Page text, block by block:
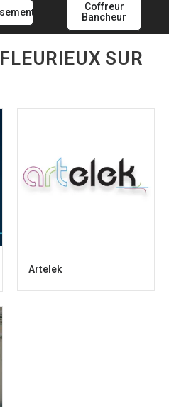
Coffreur
Bancheur
SUR
Artelek